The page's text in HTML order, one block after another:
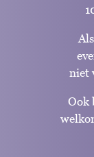
niet
Ook